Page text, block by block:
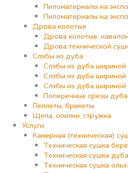
Пиломатериалы на
Пиломатериалы на
Дрова колотые
Дрова колотые,
Дрова технической
Слэбы из дуба
Слэбы из дуба
Слэбы из дуба
Слэбы из дуба шириной
Поперечные срезы
Пеллеты, брикеты
Щепа, опилки, стружка
Услуги
Камерная (техническая)
Техническая сушка
Техническая сушка дуба
Техническая сушка